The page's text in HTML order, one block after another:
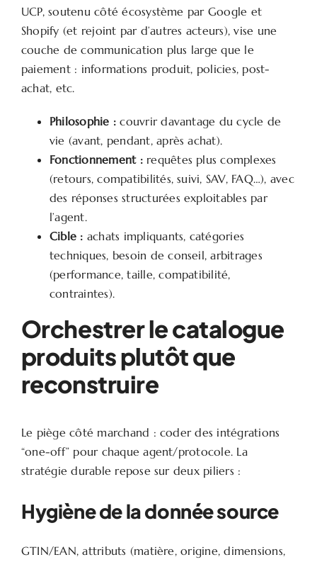
UCP, soutenu côté écosystème par Google et
Shopify (et rejoint par d’autres acteurs), vise une
couche de communication plus large que le
paiement : informations produit, policies, post-
achat, etc.
Philosophie : couvrir davantage du cycle de
vie (avant, pendant, après achat).
Fonctionnement :requêtes plus complexes
(retours, compatibilités, suivi, SAV, FAQ…), avec
des réponses structurées exploitables par
l’agent.
Cible : achats impliquants, catégories
techniques, besoin de conseil, arbitrages
(performance, taille, compatibilité,
contraintes).
Orchestrer le catalogue
produits plutôt que
reconstruire
Le piège côté marchand : coder des intégrations
“one-off” pour chaque agent/protocole. La
stratégie durable repose sur deux piliers :
Hygiène de la donnée source
GTIN/EAN, attributs (matière, origine, dimensions,